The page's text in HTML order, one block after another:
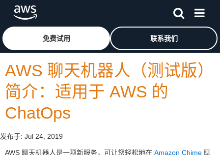
跳至主要内容
免费试用 联系我们
AWS 聊天机器人（测试版）
简介：适用于 AWS 的
ChatOps
发布于: Jul 24, 2019
AWS 聊天机器人是一项新服务，可让您轻松地在 Amazon Chime 聊